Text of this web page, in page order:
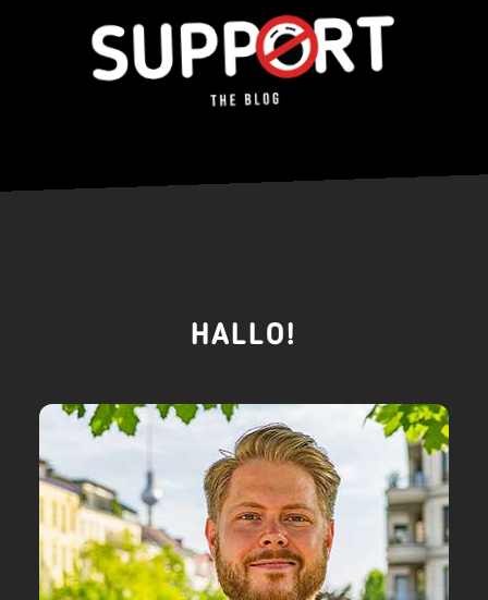
HALLO!